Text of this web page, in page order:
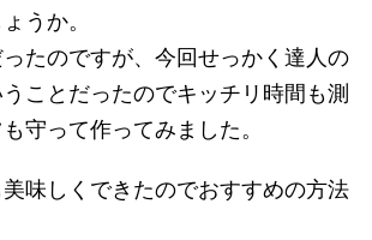
うか。
たのですが、今回せっかく達人の
ことだったのでキッチリ時間も測
守って作ってみました。
味しくできたのでおすすめの方法